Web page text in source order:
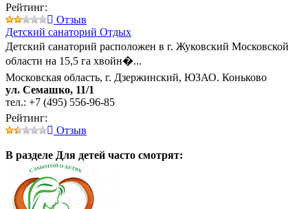
Рейтинг:
Отзыв
Детский санаторий Отдых
Детский санаторий расположен в г. Жуковский Московской
области на 15,5 га хвойн�...
Московская область, г. Дзержинский, ЮЗАО. Коньково
ул. Семашко, 11/1
тел.: +7 (495) 556-96-85
Рейтинг:
Отзыв
В разделе Для детей часто смотрят: